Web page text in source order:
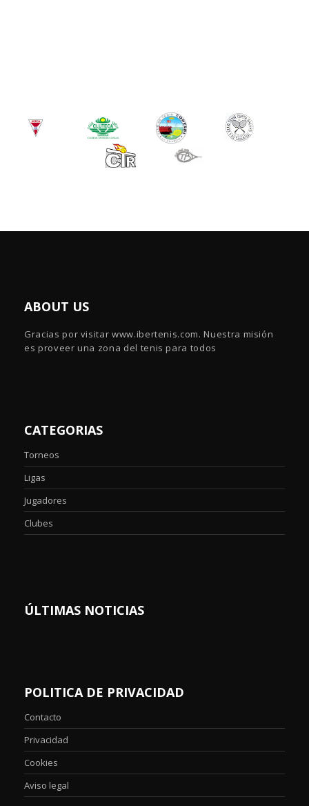
ABOUT US
Gracias por visitar www.ibertenis.com. Nuestra misión
es proveer una zona del tenis para todos
CATEGORIAS
Torneos
Ligas
Jugadores
Clubes
ÚLTIMAS NOTICIAS
POLITICA DE PRIVACIDAD
Contacto
Privacidad
Cookies
Aviso legal